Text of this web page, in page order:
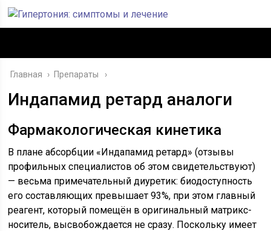
Главная › Препараты
Индапамид ретард аналоги
Фармакологическая кинетика
В плане абсорбции «Индапамид ретард» (отзывы
профильных специалистов об этом свидетельствуют)
— весьма примечательный диуретик: биодоступность
его составляющих превышает 93%, при этом главный
реагент, который помещён в оригинальный матрикс-
носитель, высвобождается не сразу. Поскольку имеет